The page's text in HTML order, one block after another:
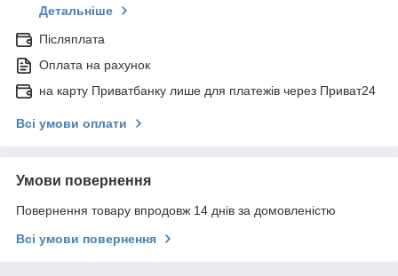
Детальніше
Післяплата
Оплата на рахунок
на карту Приватбанку лише для платежів через Приват24
Всі умови оплати
Умови повернення
Повернення товару впродовж 14 днів за домовленістю
Всі умови повернення